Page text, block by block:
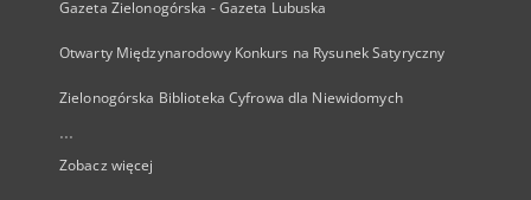
Gazeta Zielonogórska - Gazeta Lubuska
Otwarty Międzynarodowy Konkurs na Rysunek Satyryczny
Zielonogórska Biblioteka Cyfrowa dla Niewidomych
...
Zobacz więcej